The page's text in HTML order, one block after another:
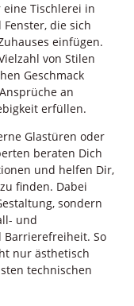
Tischlerei in
die sich
einfügen.
von Stilen
Geschmack
an
erfüllen.
Glastüren oder
beraten Dich
und helfen Dir,
finden. Dabei
sondern
und
Barrierefreiheit. So
nur ästhetisch
technischen